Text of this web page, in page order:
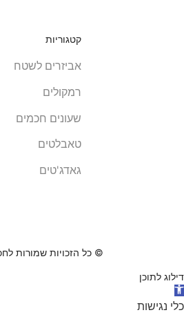
קטגוריות
אביזרים לשטח
רמקולים
שעונים חכמים
טאבלטים
גאדג'טים
© כל הזכויות שמורות
דילוג לתוכן
פתח
סרגל
כלי נגישות